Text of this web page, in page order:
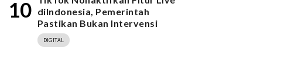
10 diIndonesia, Pemerintah
Pastikan Bukan Intervensi
DIGITAL